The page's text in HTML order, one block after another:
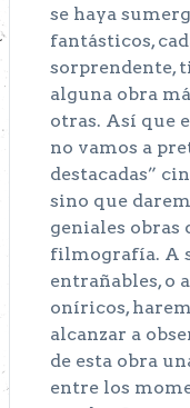
se haya
fantásticos,
sorprendente,
alguna obra
otras. Así que
no vamos a
destacadas”
sino que
geniales obras
filmografía. A
entrañables, o
oníricos,
alcanzar a
de esta obra
entre los